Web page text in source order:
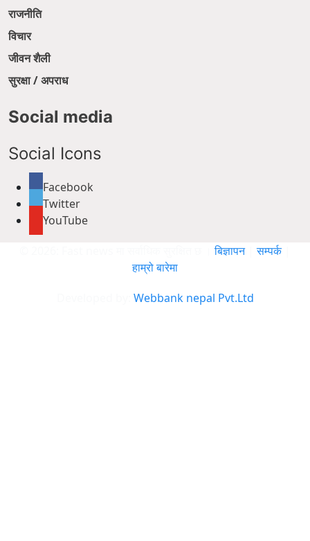
राजनीति
विचार
जीवन शैली
सुरक्षा / अपराध
Social media
Social Icons
Facebook
Twitter
YouTube
© 2026: Fast news मा सर्वाधिक सुरक्षित छ ।बिज्ञापन|सम्पर्क
हाम्रो बारेमा
Webbank nepal Pvt.Ltd